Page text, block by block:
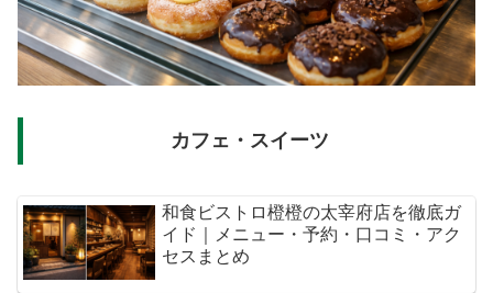
カフェ・スイーツ
和食ビストロ橙橙の太宰府店を徹底ガ
イド｜メニュー・予約・口コミ・アク
セスまとめ